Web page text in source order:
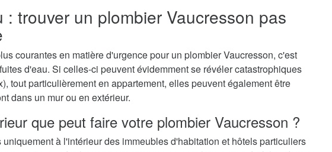
: trouver un plombier Vaucresson pas
courantes en matière d'urgence pour un plombier Vaucresson, c'est
d'eau. Si celles-ci peuvent évidemment se révéler catastrophiques
tout particulièrement en appartement, elles peuvent également être
dans un mur ou en extérieur.
que peut faire votre plombier Vaucresson ?
à l'intérieur des immeubles d'habitation et hôtels particuliers